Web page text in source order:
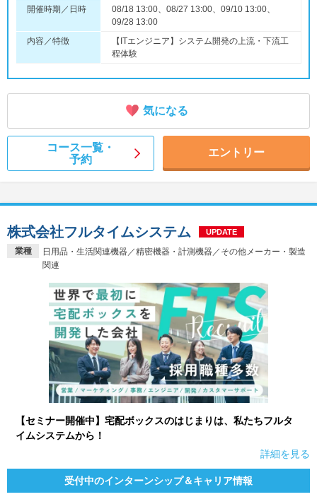
開催時期／日時
08/18 13:00、08/27 13:00、09/10 13:00、
09/28 13:00
内容／特徴
【ITエンジニア】システム開発の上流・下流工
程体験
気になる
コース一覧・
予約
エントリー
業種
日用品・生活関連機器／精密機器・計測機器／その他メーカー・製造
関連
株式会社フルタイムシステム UPDATE
【セミナー開催中】宅配ボックスのはじまりは、私たちフルタ
イムシステムから！
詳細を見る
受付中のインターンシップ＆キャリア情報